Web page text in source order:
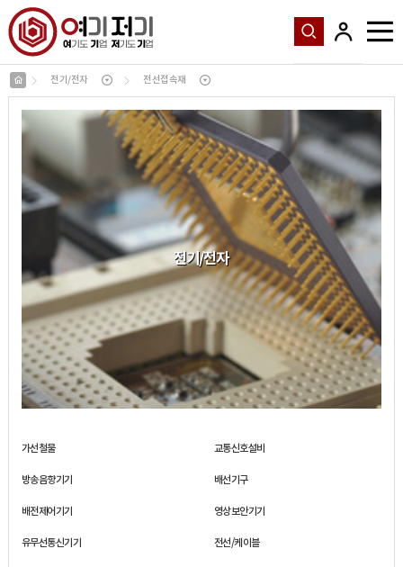
전기/전자 전선접속재
전기/전자
가선철물 교통신호설비
방송음향기기 배선기구
배전제어기기 영상보안기기
유무선통신기기 전선/케이블